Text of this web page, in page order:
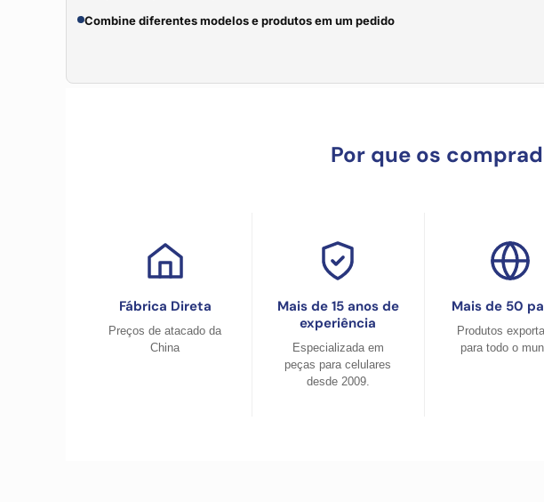
Combine diferentes modelos e produtos em um pedido
Por que os
Fábrica Direta
Preços de atacado da
China
Mais de 15 anos de
experiência
Especializada em
peças para celulares
desde 2009.
Mais de 50
Produtos
para todo o